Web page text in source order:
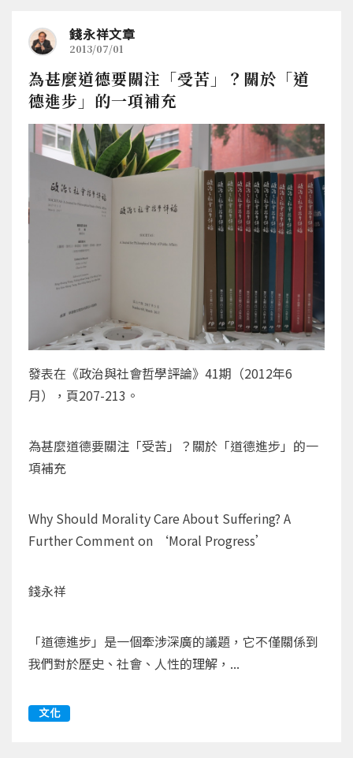
錢永祥文章
2013/07/01
為甚麼道德要關注「受苦」？關於「道
德進步」的一項補充
發表在《政治與社會哲學評論》41期（2012年6
月），頁207-213。
為甚麼道德要關注「受苦」？關於「道德進步」的一
項補充
Why Should Morality Care About Suffering? A
Further Comment on ‘Moral Progress’
錢永祥
「道德進步」是一個牽涉深廣的議題，它不僅關係到
我們對於歷史、社會、人性的理解，...
文化